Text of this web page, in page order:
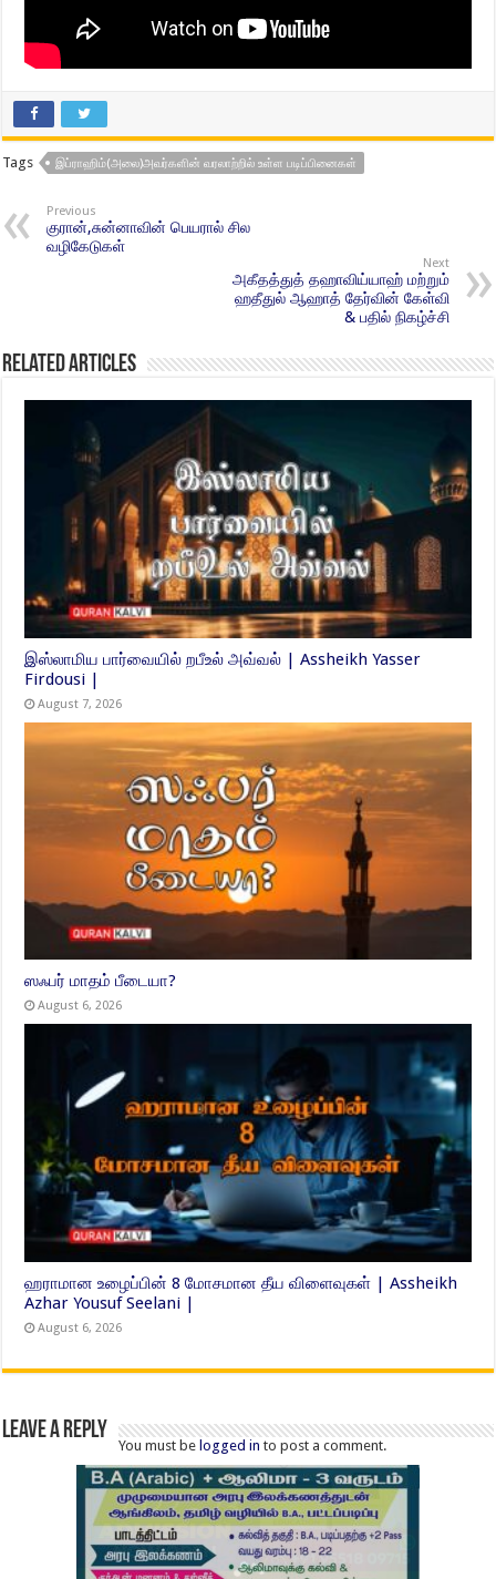
Tags இப்ராஹிம்(அலை)அவர்களின் வரலாற்றில் உள்ள படிப்பினைகள்
Previous
குரான்,சுன்னாவின் பெயரால் சில
வழிகேடுகள்
Next
அகீதத்துத் தஹாவிய்யாஹ் மற்றும்
ஹதீதுல் ஆஹாத் தேர்வின் கேள்வி
& பதில் நிகழ்ச்சி
Related Articles
இஸ்லாமிய பார்வையில் றபீஉல் அவ்வல் | Assheikh Yasser
Firdousi |
August 7, 2026
ஸஃபர் மாதம் பீடையா?
August 6, 2026
ஹராமான உழைப்பின் 8 மோசமான தீய விளைவுகள் | Assheikh
Azhar Yousuf Seelani |
August 6, 2026
Leave a Reply
You must be logged in to post a comment.